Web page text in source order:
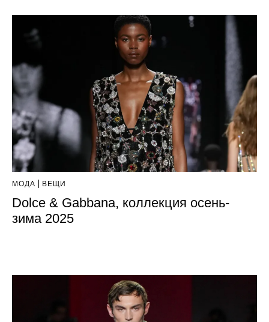
МОДА ВЕЩИ
Dolce & Gabbana, коллекция осень-
зима 2025